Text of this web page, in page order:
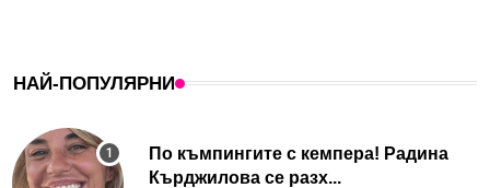
НАЙ-ПОПУЛЯРНИ
По къмпингите с кемпера! Радина
Кърджилова се разх...